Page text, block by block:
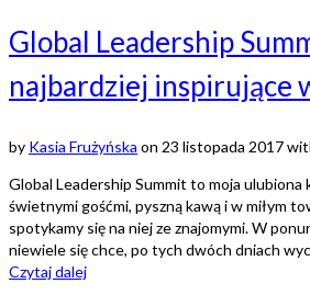
Global Leadership
najbardziej inspirujące
by Kasia Frużyńska on 23 listopada 2017
Global Leadership Summit to moja ulubiona
świetnymi gośćmi, pyszną kawą i w miłym
spotykamy się na niej ze znajomymi. W
niewiele się chce, po tych dwóch dniach
Czytaj dalej